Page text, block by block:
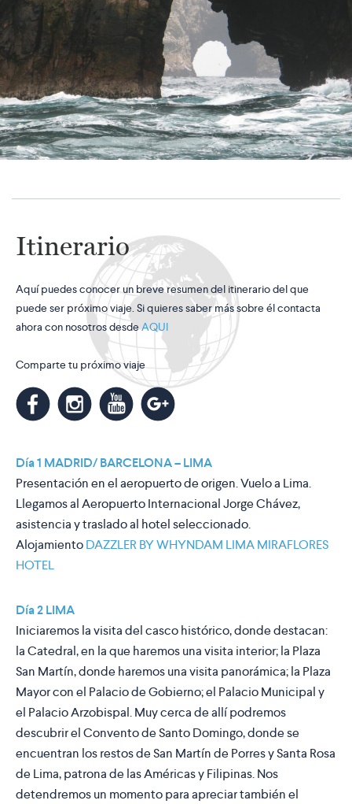
Itinerario
Aquí puedes conocer un breve resumen del itinerario del que
puede ser próximo viaje. Si quieres saber más sobre él contacta
ahora con nosotros desdeAQUI
Comparte tu próximo viaje
mknl
Día 1 MADRID/ BARCELONA – LIMA
Presentación en el aeropuerto de origen. Vuelo a Lima.
Llegamos al Aeropuerto Internacional Jorge Chávez,
asistencia y traslado al hotel seleccionado.
AlojamientoDAZZLER BY WHYNDAM LIMA MIRAFLORES
HOTEL
Día 2 LIMA
Iniciaremos la visita del casco histórico, donde destacan:
la Catedral, en la que haremos una visita interior; la Plaza
San Martín, donde haremos una visita panorámica; la Plaza
Mayor con el Palacio de Gobierno; el Palacio Municipal y
el Palacio Arzobispal. Muy cerca de allí podremos
descubrir el Convento de Santo Domingo, donde se
encuentran los restos de San Martín de Porres y Santa Rosa
de Lima, patrona de las Américas y Filipinas. Nos
detendremos un momento para apreciar también el